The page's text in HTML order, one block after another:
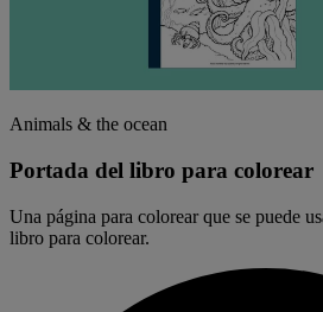
Animals & the ocean
Portada del libro para colorear
Una página para colorear que se puede
libro para colorear.